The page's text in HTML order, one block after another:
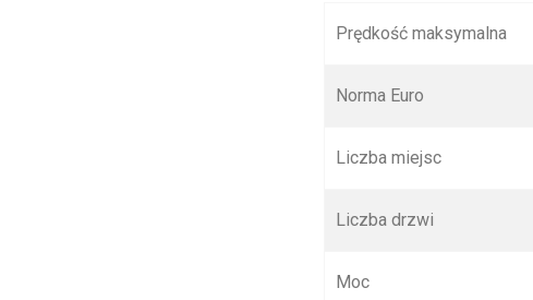
Prędkość maksymalna
Norma Euro
Liczba miejsc
Liczba drzwi
Moc